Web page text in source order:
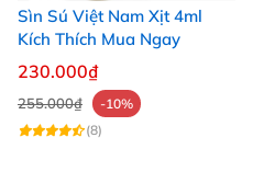
Sìn Sú Việt Nam Xịt 4ml
Kích Thích Mua Ngay
230.000₫
255.000₫
-10%
(8)